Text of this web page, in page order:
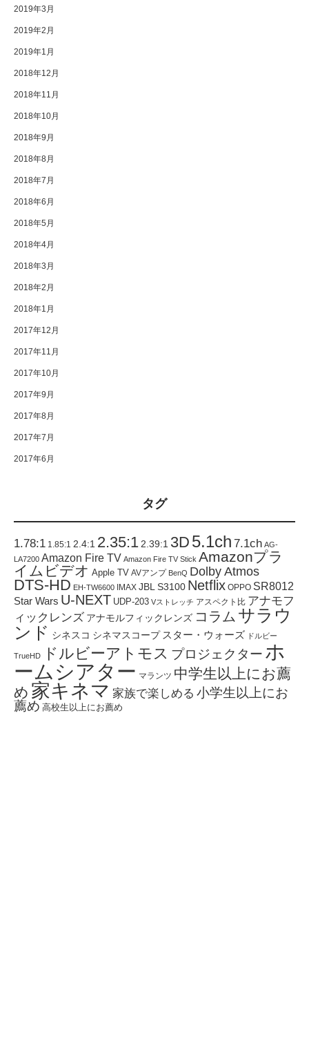
2019年3月
2019年2月
2019年1月
2018年12月
2018年11月
2018年10月
2018年9月
2018年8月
2018年7月
2018年6月
2018年5月
2018年4月
2018年3月
2018年2月
2018年1月
2017年12月
2017年11月
2017年10月
2017年9月
2017年8月
2017年7月
2017年6月
タグ
1.78:1 1.85:1 2.4:1 2.35:1 2.39:1 3D 5.1ch 7.1ch AG-
LA7200 Amazon Fire TV Amazon Fire TV Stick Amazonプラ
イムビデオ Apple TV AVアンプ BenQ Dolby Atmos
DTS-HD EH-TW6600 IMAX JBL S3100 Netflix OPPO SR8012
Star Wars U-NEXT UDP-203 Vストレッチ アスペクト比 アナモフ
ィックレンズ アナモルフィックレンズ コラム サラウ
ンド シネスコ シネマスコープ スター・ウォーズ ドルビー
TrueHD ドルビーアトモス プロジェクター ホ
ームシアター マランツ 中学生以上にお薦
め 家キネマ 家族で楽しめる 小学生以上にお
薦め 高校生以上にお薦め